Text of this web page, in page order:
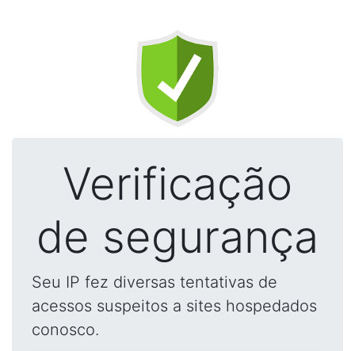
Verificação
de segurança
Seu IP fez diversas tentativas de
acessos suspeitos a sites hospedados
conosco.